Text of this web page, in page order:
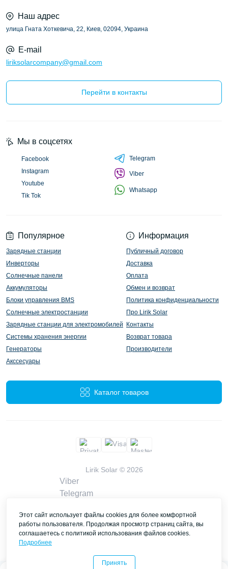
Наш адрес
улица Гната Хоткевича, 22, Киев, 02094, Украина
E-mail
liriksolarcompany@gmail.com
Перейти в контакты
Популярное
Зарядные станции
Инверторы
Солнечные панели
Аккумуляторы
Блоки управления BMS
Солнечные электростанции
Зарядные станции для электромобилей
Системы хранения энергии
Генераторы
Акссесуары
Информация
Публичный договор
Доставка
Оплата
Обмен и возврат
Политика конфиденциальности
Про Lirik Solar
Контакты
Возврат товара
Производители
Каталог товаров
Мы в соцсетях
Facebook
Instagram
Youtube
Tik Tok
Telegram
Viber
Whatsapp
Lirik Solar © 2026
Viber
Telegram
liriksolarcompany@gmail.com
Заказать звонок
Этот сайт использует файлы cookies для более комфортной
работы пользователя. Продолжая просмотр страниц сайта, вы
соглашаетесь с политикой использования файлов cookies.
Подробнее
Принять